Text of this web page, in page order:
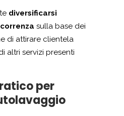
diversificarsi
sulla base dei
di attirare clientela
altri servizi presenti
per